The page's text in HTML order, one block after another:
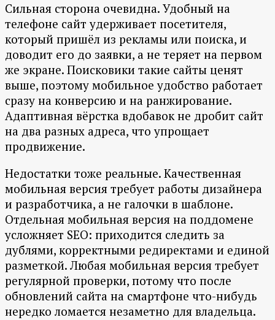
Сильная сторона очевидна. Удобный на
телефоне сайт удерживает посетителя,
который пришёл из рекламы или поиска, и
доводит его до заявки, а не теряет на первом
же экране. Поисковики такие сайты ценят
выше, поэтому мобильное удобство работает
сразу на конверсию и на ранжирование.
Адаптивная вёрстка вдобавок не дробит сайт
на два разных адреса, что упрощает
продвижение.
Недостатки тоже реальные. Качественная
мобильная версия требует работы дизайнера
и разработчика, а не галочки в шаблоне.
Отдельная мобильная версия на поддомене
усложняет SEO: приходится следить за
дублями, корректными редиректами и единой
разметкой. Любая мобильная версия требует
регулярной проверки, потому что после
обновлений сайта на смартфоне что-нибудь
нередко ломается незаметно для владельца.